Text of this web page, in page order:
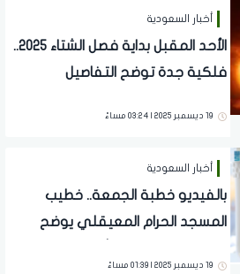
أخبار السعودية
الأحد المقبل بداية فصل الشتاء 2025..
فلكية جدة توضح التفاصيل
19 ديسمبر 2025 | 03:24 مساءً
أخبار السعودية
بالفيديو خطبة الجمعة.. خطيب
المسجد الحرام المعيقلي يوضح
19 ديسمبر 2025 | 01:39 مساءً